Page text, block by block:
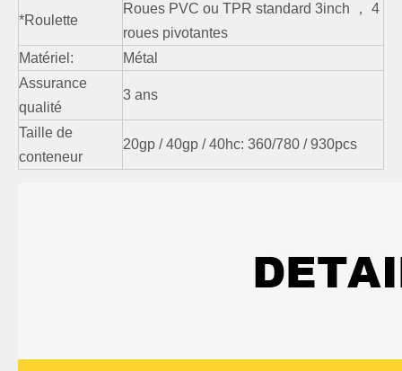
*Roulette
Roues PVC ou TPR standard 3inch ， 4
roues pivotantes
Matériel:
Métal
Assurance
qualité
3 ans
Taille de
conteneur
20gp / 40gp / 40hc: 360/780 / 930pcs